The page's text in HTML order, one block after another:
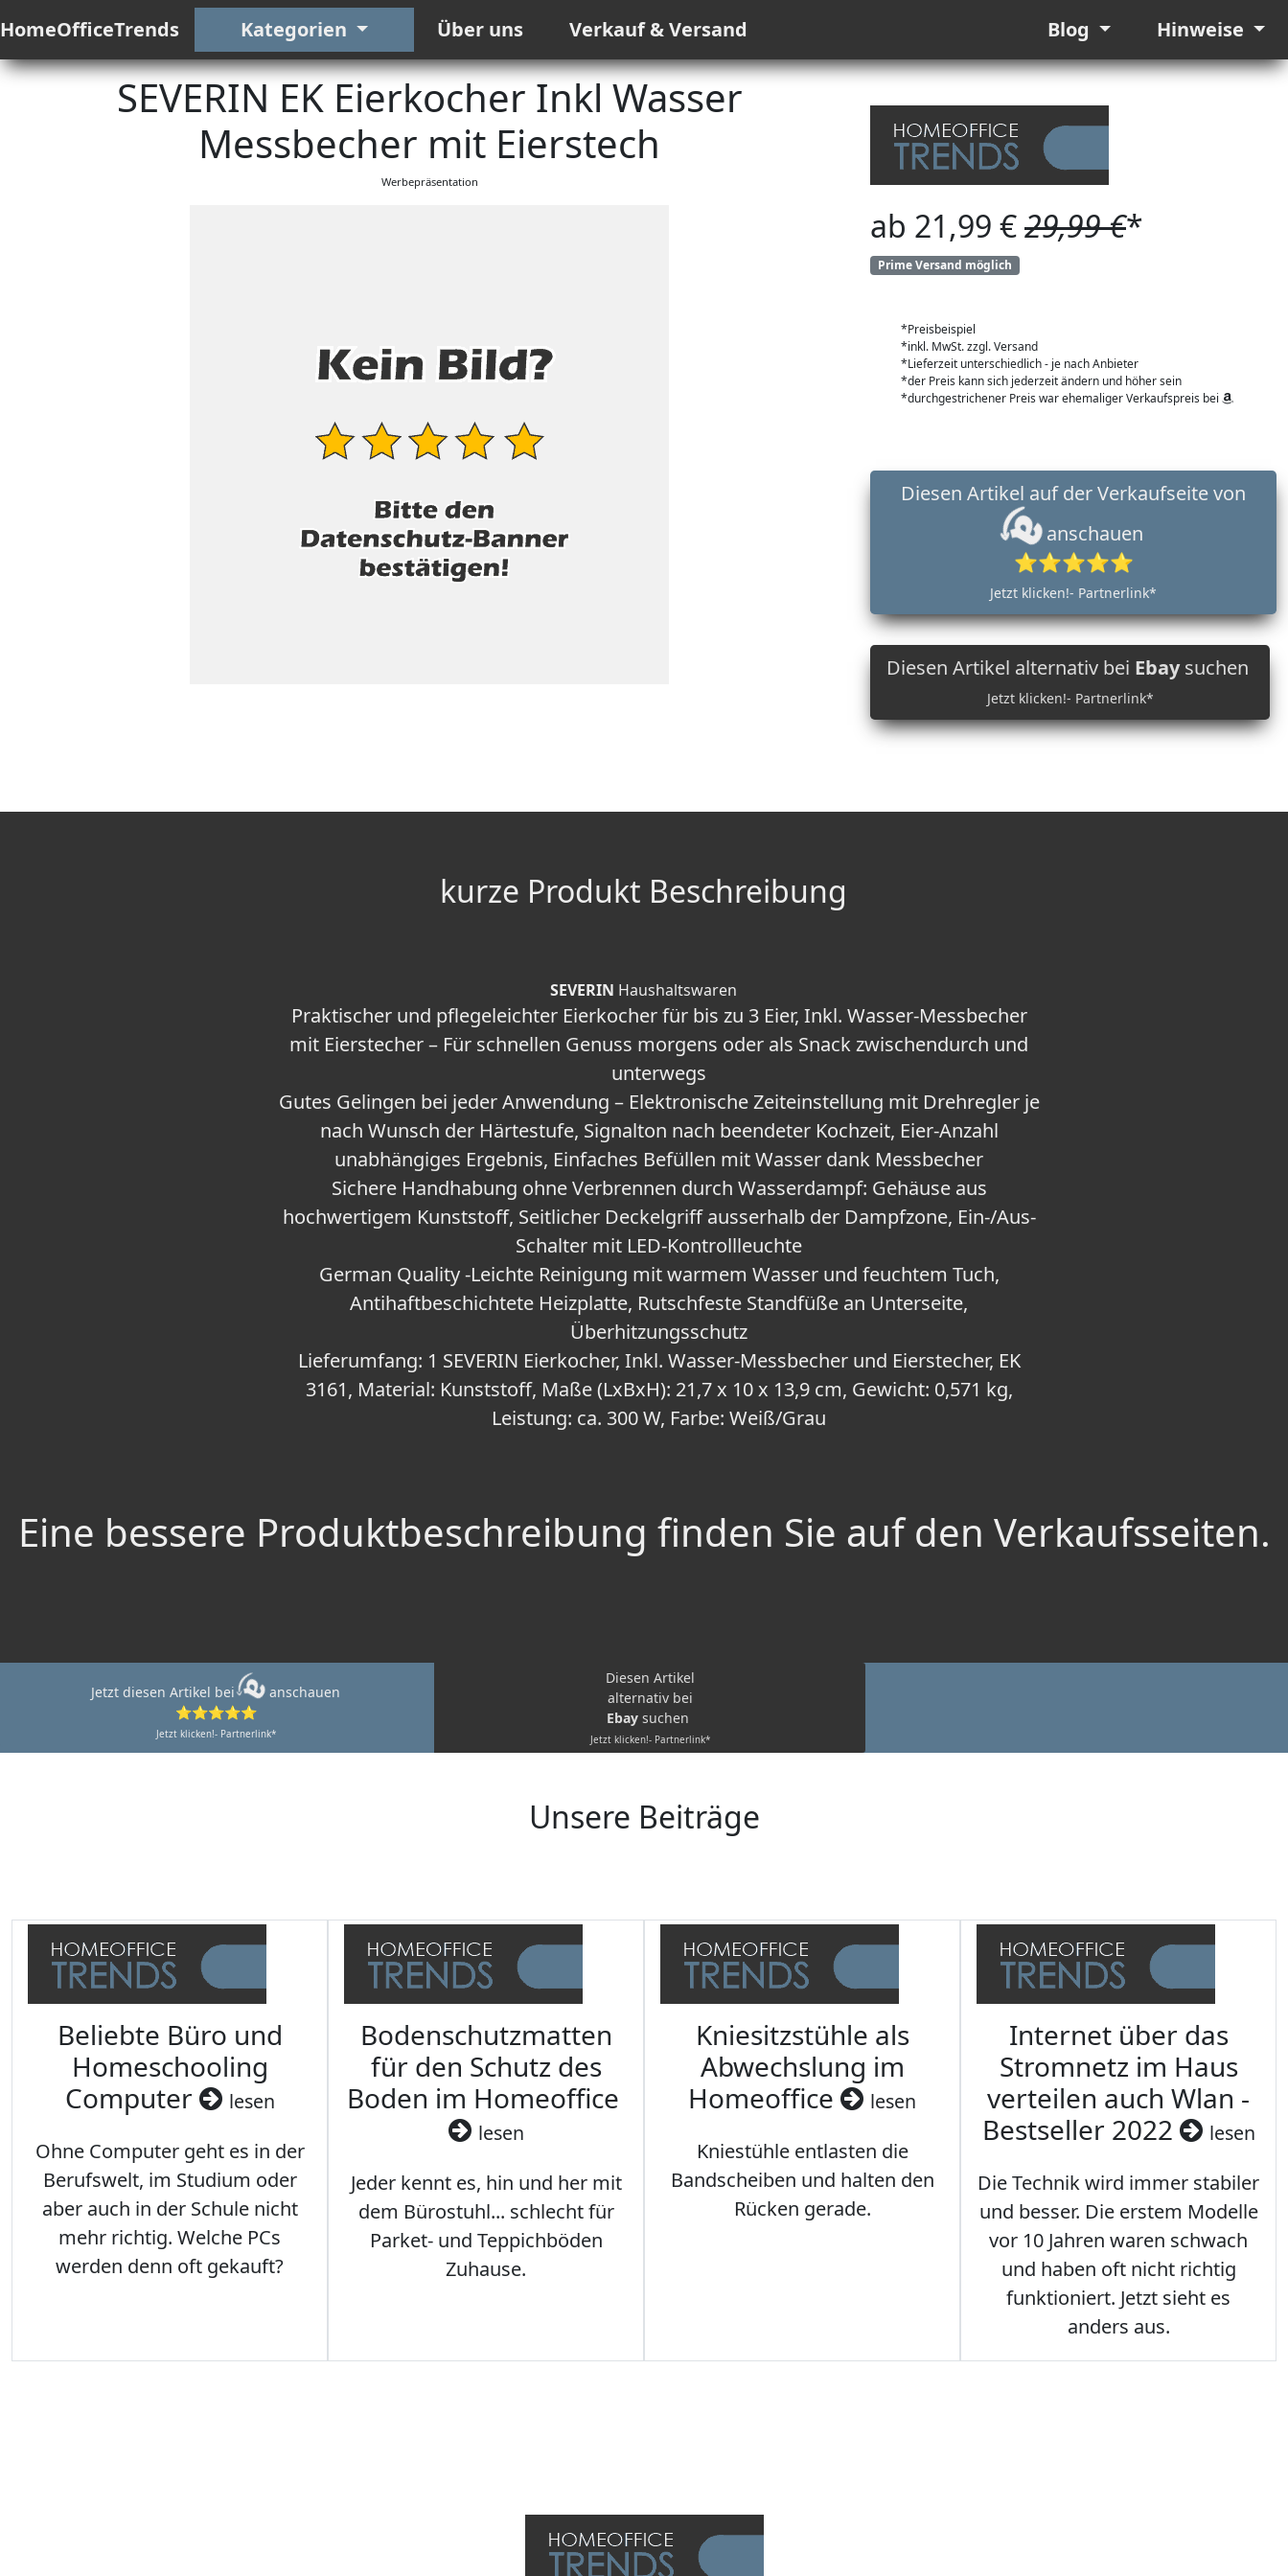
HomeOfficeTrends Kategorien Über uns Verkauf & Versand Blog Hinweise
SEVERIN EK Eierkocher Inkl Wasser
Messbecher mit Eierstech
Werbepräsentation
ab 21,99 €29,99 €*
Prime Versand möglich
*Preisbeispiel
*inkl. MwSt. zzgl. Versand
*Lieferzeit unterschiedlich - je nach Anbieter
*der Preis kann sich jederzeit ändern und höher sein
*durchgestrichener Preis war ehemaliger Verkaufspreis bei
anschauen
⭐⭐⭐⭐⭐
Jetzt klicken!- Partnerlink*
Diesen Artikel alternativ bei Ebaysuchen
Jetzt klicken!- Partnerlink*
kurze Produkt Beschreibung
SEVERIN Haushaltswaren
Praktischer und pflegeleichter Eierkocher für bis zu 3 Eier, Inkl. Wasser-Messbecher
mit Eierstecher – Für schnellen Genuss morgens oder als Snack zwischendurch und
unterwegs
Gutes Gelingen bei jeder Anwendung – Elektronische Zeiteinstellung mit Drehregler je
nach Wunsch der Härtestufe, Signalton nach beendeter Kochzeit, Eier-Anzahl
unabhängiges Ergebnis, Einfaches Befüllen mit Wasser dank Messbecher
Sichere Handhabung ohne Verbrennen durch Wasserdampf: Gehäuse aus
hochwertigem Kunststoff, Seitlicher Deckelgriff ausserhalb der Dampfzone, Ein-/Aus-
Schalter mit LED-Kontrollleuchte
German Quality -Leichte Reinigung mit warmem Wasser und feuchtem Tuch,
Antihaftbeschichtete Heizplatte, Rutschfeste Standfüße an Unterseite,
Überhitzungsschutz
Lieferumfang: 1 SEVERIN Eierkocher, Inkl. Wasser-Messbecher und Eierstecher, EK
3161, Material: Kunststoff, Maße (LxBxH): 21,7 x 10 x 13,9 cm, Gewicht: 0,571 kg,
Leistung: ca. 300 W, Farbe: Weiß/Grau
Eine bessere Produktbeschreibung finden Sie auf den Verkaufsseiten.
Jetzt diesen Artikel bei
anschauen
⭐⭐⭐⭐⭐
Jetzt klicken!- Partnerlink*
Diesen Artikel
alternativ bei
Ebay suchen
Jetzt klicken!- Partnerlink*
Unsere Beiträge
Beliebte Büro und
Homeschooling
Computer
lesen
Ohne Computer geht es in der
Berufswelt, im Studium oder
aber auch in der Schule nicht
mehr richtig. Welche PCs
werden denn oft gekauft?
Bodenschutzmatten
für den Schutz des
Boden im Homeoffice
lesen
Jeder kennt es, hin und her mit
dem Bürostuhl... schlecht für
Parket- und Teppichböden
Zuhause.
Kniesitzstühle als
Abwechslung im
Homeoffice
lesen
Kniestühle entlasten die
Bandscheiben und halten den
Rücken gerade.
Internet über das
Stromnetz im Haus
verteilen auch Wlan -
Bestseller 2022
lesen
Die Technik wird immer stabiler
und besser. Die erstem Modelle
vor 10 Jahren waren schwach
und haben oft nicht richtig
funktioniert. Jetzt sieht es
anders aus.